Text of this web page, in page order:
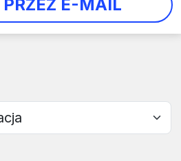
PRZEZ E-MAIL